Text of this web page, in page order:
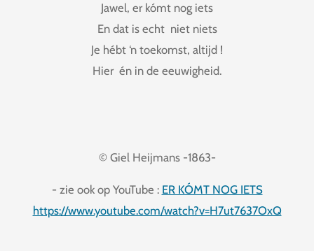
Jawel, er kómt nog iets
En dat is echt niet niets
Je hébt ‘n toekomst, altijd !
Hier én in de eeuwigheid.
© Giel Heijmans -1863-
- zie ook op YouTube : ER KÓMT NOG IETS
https://www.youtube.com/watch?v=H7ut7637OxQ